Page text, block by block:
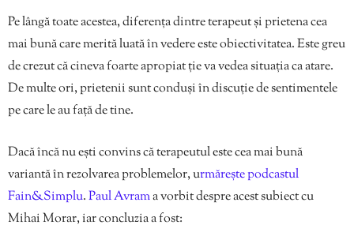
Pe lângă toate acestea, diferența dintre terapeut și prietena cea
mai bună care merită luată în vedere este obiectivitatea. Este greu
de crezut că cineva foarte apropiat ție va vedea situația ca atare.
De multe ori, prietenii sunt conduși în discuție de sentimentele
pe care le au față de tine.
Dacă încă nu ești convins că terapeutul este cea mai bună
variantă în rezolvarea problemelor, urmărește podcastul
Fain&Simplu.Paul Avrama vorbit despre acest subiect cu
Mihai Morar, iar concluzia a fost: